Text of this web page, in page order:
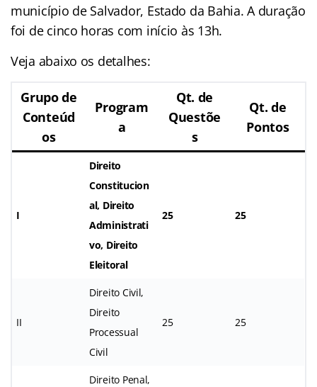
município de Salvador, Estado da Bahia. A duração
foi de cinco horas com início às 13h.
Veja abaixo os detalhes:
Grupo de
Conteúd
os
Program
a
Qt. de
Questõe
s
Qt. de
Pontos
I
Direito
Constitucion
al, Direito
Administrati
vo, Direito
Eleitoral
25 25
II
Direito Civil,
Direito
Processual
Civil
25 25
Direito Penal,